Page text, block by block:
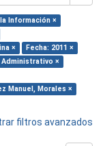
Información ×
×
Fecha: 2011 ×
×
Manuel, Morales ×
filtros avanzados